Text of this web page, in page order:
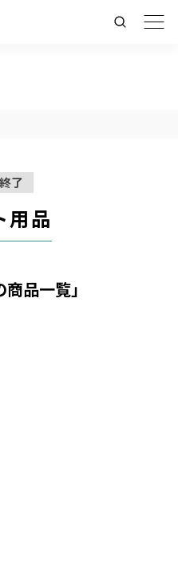
了
用品
商品一覧」